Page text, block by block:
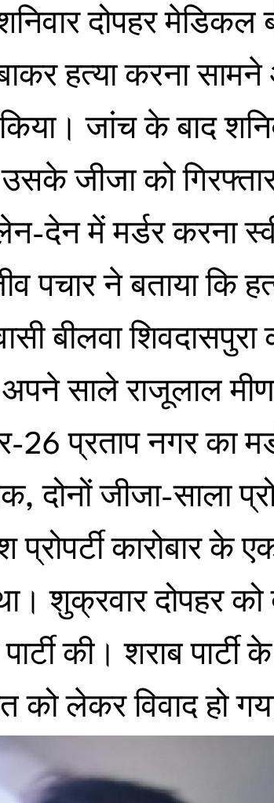
दोपहर मेडिकल
हत्या करना
किया। जांच के बाद
जीजा को
देन में मर्डर करना
पचार ने बताया कि
बीलवा शिवदासपुरा
साले राजूलाल
26 प्रताप नगर का
जीजा-साला
कारोबार के
शुक्रवार दोपहर को
की। शराब पार्टी
को लेकर विवाद हो